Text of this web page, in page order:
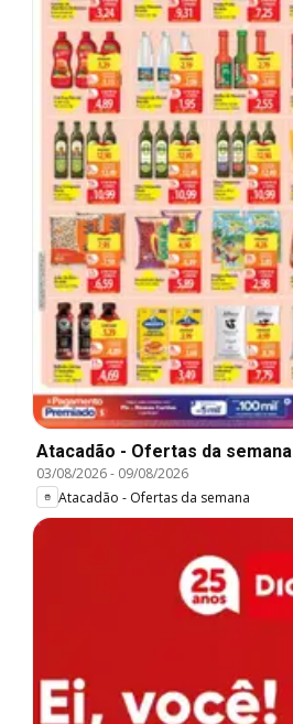
Atacadão - Ofertas da semana
03/08/2026- 09/08/2026
Atacadão - Ofertas da semana